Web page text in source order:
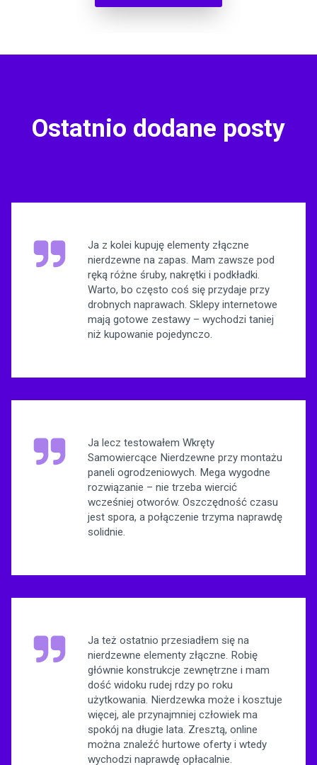
Ostatnio dodane posty
Ja z kolei kupuję elementy złączne
nierdzewne na zapas. Mam zawsze pod
ręką różne śruby, nakrętki i podkładki.
Warto, bo często coś się przydaje przy
drobnych naprawach. Sklepy internetowe
mają gotowe zestawy – wychodzi taniej
niż kupowanie pojedynczo.
Ja lecz testowałem Wkręty
Samowiercące Nierdzewne przy montażu
paneli ogrodzeniowych. Mega wygodne
rozwiązanie – nie trzeba wiercić
wcześniej otworów. Oszczędność czasu
jest spora, a połączenie trzyma naprawdę
solidnie.
Ja też ostatnio przesiadłem się na
nierdzewne elementy złączne. Robię
głównie konstrukcje zewnętrzne i mam
dość widoku rudej rdzy po roku
użytkowania. Nierdzewka może i kosztuje
więcej, ale przynajmniej człowiek ma
spokój na długie lata. Zresztą, online
można znaleźć hurtowe oferty i wtedy
wychodzi naprawdę opłacalnie.